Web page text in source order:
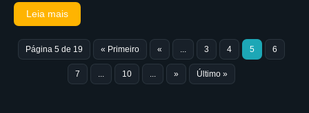
Leia mais
Página 5 de 19 « Primeiro « ... 3 4 5 6
7 ... 10 ... » Último »